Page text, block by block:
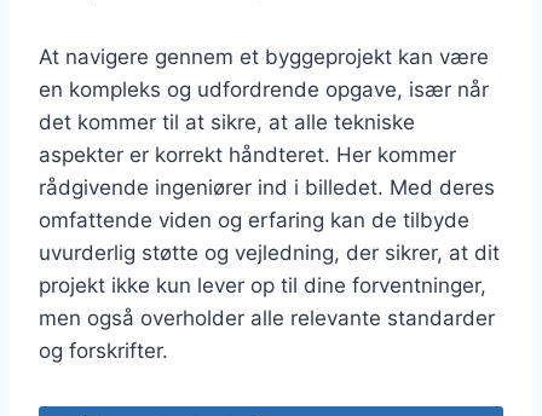
At navigere gennem et byggeprojekt kan være
en kompleks og udfordrende opgave, især når
det kommer til at sikre, at alle tekniske
aspekter er korrekt håndteret. Her kommer
rådgivende ingeniører ind i billedet. Med deres
omfattende viden og erfaring kan de tilbyde
uvurderlig støtte og vejledning, der sikrer, at dit
projekt ikke kun lever op til dine forventninger,
men også overholder alle relevante standarder
og forskrifter.